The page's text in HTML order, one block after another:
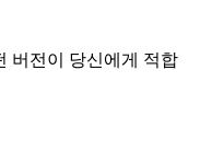
버전이 당신에게 적합